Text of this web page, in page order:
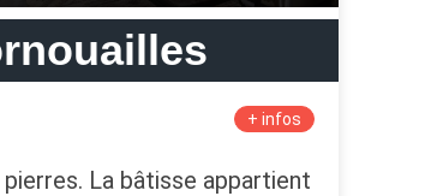
+ infos
La bâtisse appartient